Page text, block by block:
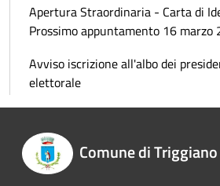
Apertura Straordinaria - Carta di
Prossimo appuntamento 16 marzo
Avviso iscrizione all'albo dei
elettorale
Comune di Triggiano